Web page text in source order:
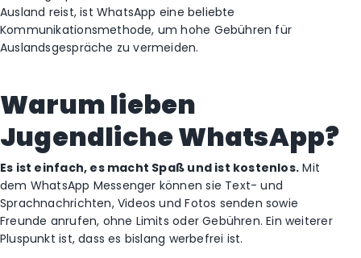
Ausland reist, ist WhatsApp eine beliebte
Kommunikationsmethode, um hohe Gebühren für
Auslandsgespräche zu vermeiden.
Warum lieben
Jugendliche WhatsApp?
Es ist einfach, es macht Spaß und ist kostenlos. Mit
dem WhatsApp Messenger können sie Text- und
Sprachnachrichten, Videos und Fotos senden sowie
Freunde anrufen, ohne Limits oder Gebühren. Ein weiterer
Pluspunkt ist, dass es bislang werbefrei ist.